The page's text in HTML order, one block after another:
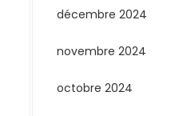
décembre 2024
novembre 2024
octobre 2024